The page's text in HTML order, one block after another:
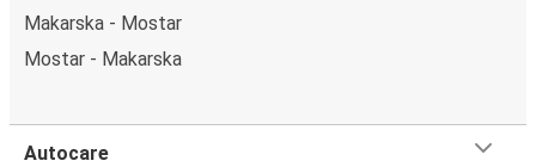
Makarska - Mostar
Mostar - Makarska
Autocare